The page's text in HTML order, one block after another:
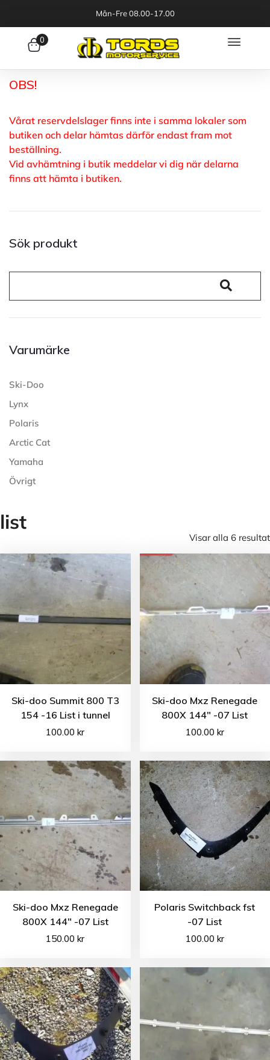
Mån-Fre 08.00-17.00
0
OBS!
Vårat reservdelslager finns inte i samma lokaler som
butiken och delar hämtas därför endast fram mot
beställning.
Vid avhämtning i butik meddelar vi dig när delarna
finns att hämta i butiken.
Sök produkt
Varumärke
Ski-Doo
Lynx
Polaris
Arctic Cat
Yamaha
Övrigt
list
Visar alla 6 resultat
Ski-doo Summit 800 T3
154 -16 List i tunnel
100.00kr
Ski-doo Mxz Renegade
800X 144″ -07 List
100.00 kr
Ski-doo Mxz Renegade
800X 144″ -07 List
150.00kr
Polaris Switchback fst
-07 List
100.00 kr